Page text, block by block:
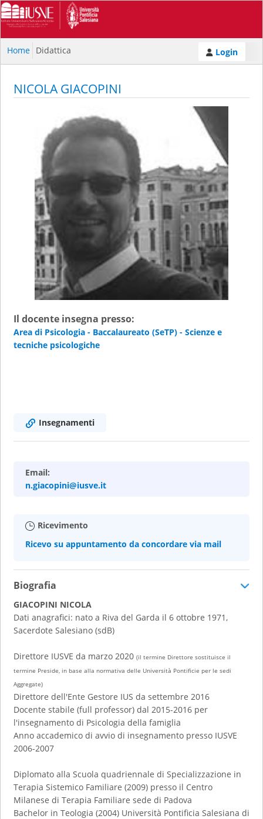
Home Didattica Login
NICOLA GIACOPINI
Il docente insegna presso:
Area di Psicologia - Baccalaureato (SeTP) - Scienze e
tecniche psicologiche
Insegnamenti
Email:
n.giacopini@iusve.it
Ricevimento
Ricevo su appuntamento da concordare via mail
Biografia
GIACOPINI NICOLA
Dati anagrafici: nato a Riva del Garda il 6 ottobre 1971,
Sacerdote Salesiano (sdB)
Direttore IUSVE da marzo 2020 (il termine Direttore sostituisce il
termine Preside, in base alla normativa delle Università Pontificie per le sedi
Aggregate)
Direttore dell'Ente Gestore IUS da settembre 2016
Docente stabile (full professor) dal 2015-2016 per
l'insegnamento di Psicologia della famiglia
Anno accademico di avvio di insegnamento presso IUSVE
2006-2007
Diplomato alla Scuola quadriennale di Specializzazione in
Terapia Sistemico Familiare (2009) presso il Centro
Milanese di Terapia Familiare sede di Padova
Bachelor in Teologia (2004) Università Pontificia Salesiana di